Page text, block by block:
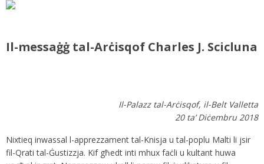
Il-messaġġ tal-Arċisqof Charles J. Scicluna
Il-Palazz tal-Arċisqof, il-Belt Valletta
20 ta’ Diċembru 2018
Nixtieq inwassal l-apprezzament tal-Knisja u tal-poplu Malti li jsir
fil-Qrati tal-Ġustizzja. Kif għedt inti mhux faċli u kultant huwa